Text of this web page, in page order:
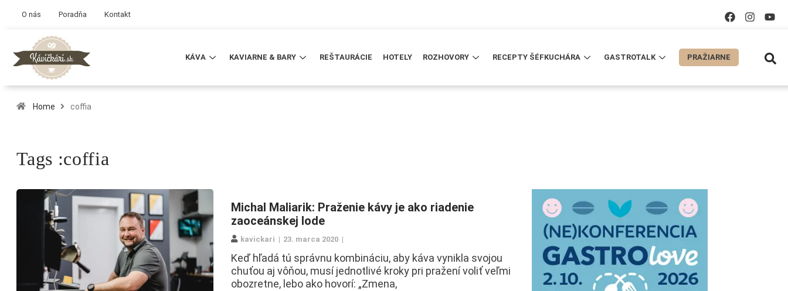
O nás Poradňa Kontakt
KÁVA KAVIARNE & BARY REŠTAURÁCIE HOTELY ROZHOVORY RECEPTY ŠÉFKUCHÁRA GASTROTALK PRAŽIARNE
Home coffia
Tags :coffia
Michal Maliarik: Praženie kávy je ako riadenie
zaoceánskej lode
kavickari 23. marca 2020
Keď hľadá tú správnu kombináciu, aby káva vynikla svojou
chuťou aj vôňou, musí jednotlivé kroky pri pražení voliť veľmi
obozretne, lebo ako hovorí: „Zmena,